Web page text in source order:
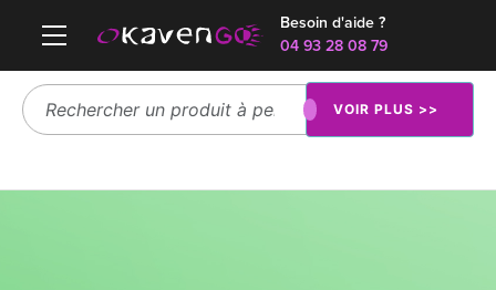
Besoin d'aide ?
04 93 28 08 79
VOIR PLUS >>